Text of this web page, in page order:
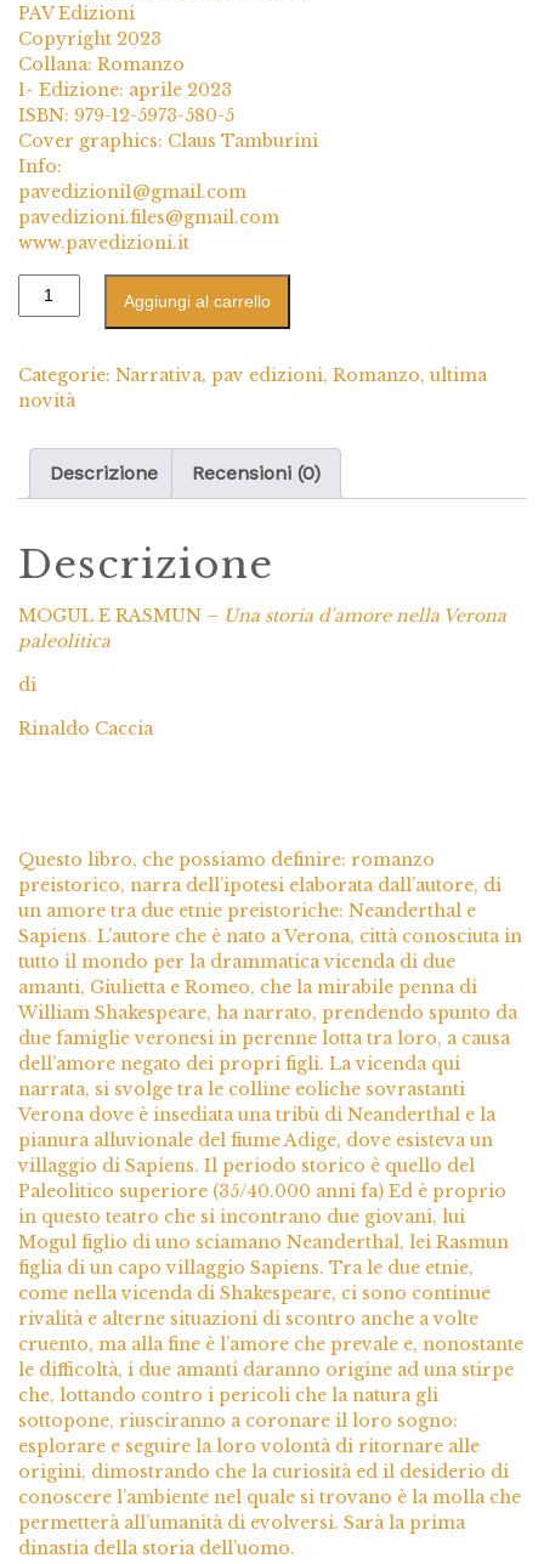
PAV Edizioni
Copyright 2023
Collana: Romanzo
1^ Edizione: aprile 2023
ISBN: 979-12-5973-580-5
Cover graphics: Claus Tamburini
Info:
pavedizioni1@gmail.com
pavedizioni.files@gmail.com
www.pavedizioni.it
Aggiungi al carrello
Categorie: Narrativa, pav edizioni, Romanzo, ultima
novità
Descrizione Recensioni (0)
Descrizione
MOGUL E RASMUN – Una storia d’amore nella Verona
paleolitica
di
Rinaldo Caccia
Questo libro, che possiamo definire: romanzo
preistorico, narra dell’ipotesi elaborata dall’autore, di
un amore tra due etnie preistoriche: Neanderthal e
Sapiens. L’autore che è nato a Verona, città conosciuta in
tutto il mondo per la drammatica vicenda di due
amanti, Giulietta e Romeo, che la mirabile penna di
William Shakespeare, ha narrato, prendendo spunto da
due famiglie veronesi in perenne lotta tra loro, a causa
dell’amore negato dei propri figli. La vicenda qui
narrata, si svolge tra le colline eoliche sovrastanti
Verona dove è insediata una tribù di Neanderthal e la
pianura alluvionale del fiume Adige, dove esisteva un
villaggio di Sapiens. Il periodo storico è quello del
Paleolitico superiore (35/40.000 anni fa) Ed è proprio
in questo teatro che si incontrano due giovani, lui
Mogul figlio di uno sciamano Neanderthal, lei Rasmun
figlia di un capo villaggio Sapiens. Tra le due etnie,
come nella vicenda di Shakespeare, ci sono continue
rivalità e alterne situazioni di scontro anche a volte
cruento, ma alla fine è l’amore che prevale e, nonostante
le difficoltà, i due amanti daranno origine ad una stirpe
che, lottando contro i pericoli che la natura gli
sottopone, riusciranno a coronare il loro sogno:
esplorare e seguire la loro volontà di ritornare alle
origini, dimostrando che la curiosità ed il desiderio di
conoscere l’ambiente nel quale si trovano è la molla che
permetterà all’umanità di evolversi. Sarà la prima
dinastia della storia dell’uomo.